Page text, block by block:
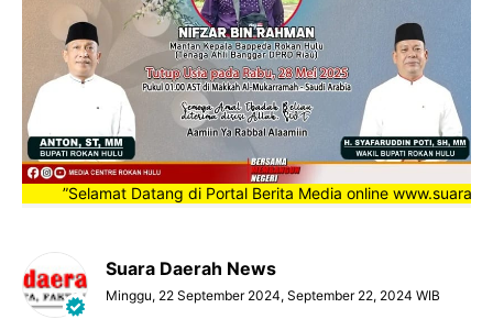
”Selamat Datang di Portal Berita Media online
Suara Daerah News
Minggu, 22 September 2024, September 22, 2024 WIB